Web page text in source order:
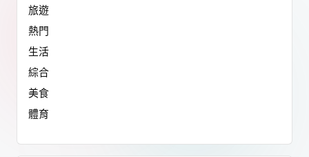
旅遊
熱門
生活
綜合
美食
體育